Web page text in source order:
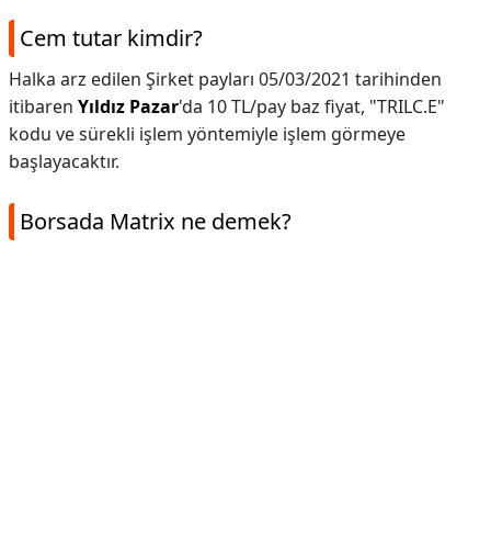
Cem tutar kimdir?
Halka arz edilen Şirket payları 05/03/2021 tarihinden
itibaren Yıldız Pazar'da 10 TL/pay baz fiyat, "TRILC.E"
kodu ve sürekli işlem yöntemiyle işlem görmeye
başlayacaktır.
Borsada Matrix ne demek?